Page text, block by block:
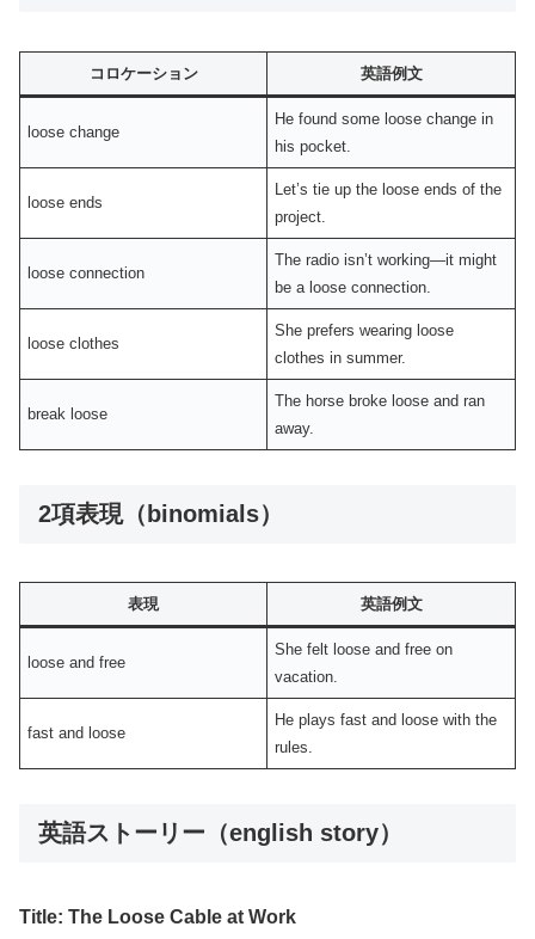
コロケーション 英語例文
loose change
He found some loose change in
his pocket.
loose ends
Let’s tie up the loose ends of the
project.
loose connection
The radio isn’t working—it might
be a loose connection.
loose clothes
She prefers wearing loose
clothes in summer.
break loose
The horse broke loose and ran
away.
2項表現（binomials）
表現 英語例文
loose and free
She felt loose and free on
vacation.
fast and loose
He plays fast and loose with the
rules.
英語ストーリー（english story）
Title: The Loose Cable at Work